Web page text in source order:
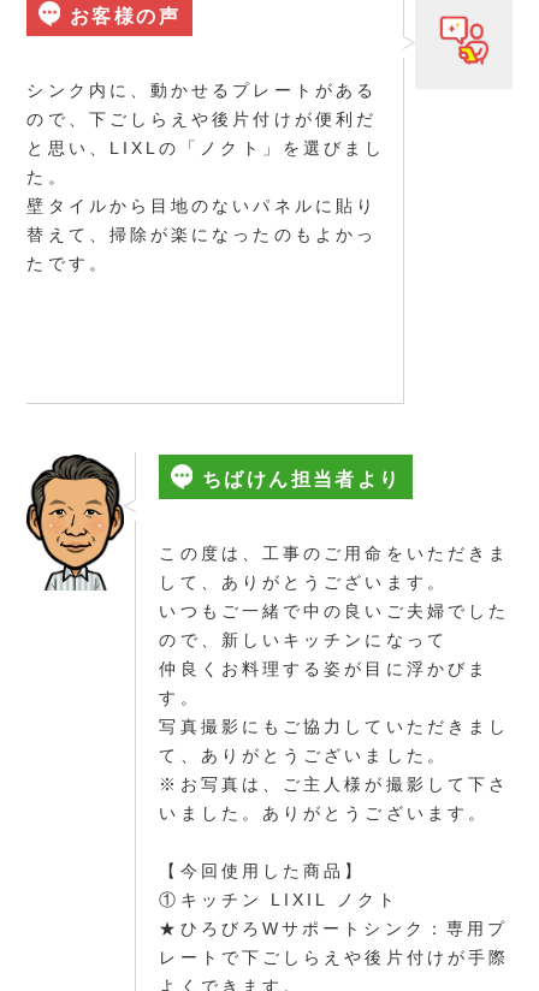
お客様の声
シンク内に、動かせるプレートがある
ので、下ごしらえや後片付けが便利だ
と思い、LIXLの「ノクト」を選びまし
た。
壁タイルから目地のないパネルに貼り
替えて、掃除が楽になったのもよかっ
たです。
ちばけん担当者より
この度は、工事のご用命をいただきま
して、ありがとうございます。
いつもご一緒で中の良いご夫婦でした
ので、新しいキッチンになって
仲良くお料理する姿が目に浮かびま
す。
写真撮影にもご協力していただきまし
て、ありがとうございました。
※お写真は、ご主人様が撮影して下さ
いました。ありがとうございます。
【今回使用した商品】
①キッチン LIXIL ノクト
★ひろびろWサポートシンク：専用プ
レートで下ごしらえや後片付けが手際
よくできます。